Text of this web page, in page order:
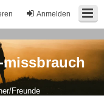
Anmelden
missbrauch
Freunde